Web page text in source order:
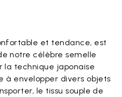
et tendance, est
notre célèbre semelle
la technique japonaise
à envelopper divers objets
le tissu souple de